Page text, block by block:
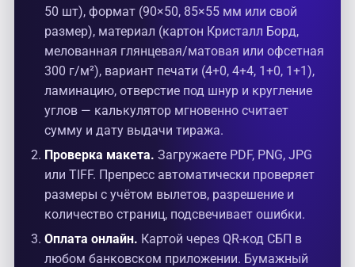
50 шт), формат (90×50, 85×55 мм или свой
размер), материал (картон Кристалл Борд,
мелованная глянцевая/матовая или офсетная
300 г/м²), вариант печати (4+0, 4+4, 1+0, 1+1),
ламинацию, отверстие под шнур и кругление
углов — калькулятор мгновенно считает
сумму и дату выдачи тиража.
Проверка макета. Загружаете PDF, PNG, JPG
или TIFF. Препресс автоматически проверяет
размеры с учётом вылетов, разрешение и
количество страниц, подсвечивает ошибки.
Оплата онлайн. Картой через QR-код СБП в
любом банковском приложении. Бумажный